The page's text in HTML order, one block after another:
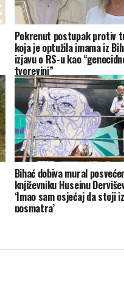
Pokrenut postupak protiv
koja je optužila imama iz
izjavu o RS-u kao
tvorevini”
Bihać dobiva mural
književniku Huseinu
‘Imao sam osjećaj da stoji
posmatra’